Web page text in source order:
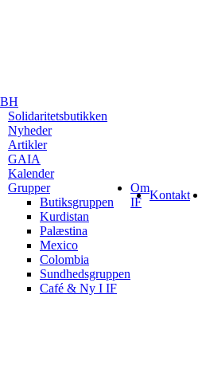
Solidaritetsbutikken
Nyheder
Artikler
GAIA
Kalender
Grupper
Butiksgruppen
Kurdistan
Palæstina
Mexico
Colombia
Sundhedsgruppen
Café & Ny I IF
Om
IF
Kontakt